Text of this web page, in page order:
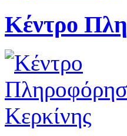
Κέντρο